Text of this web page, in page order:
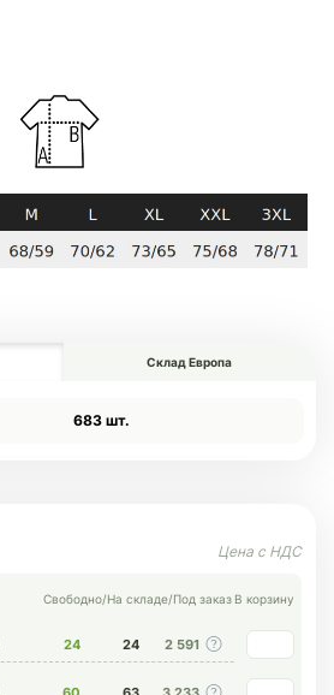
Склад Европа
683 шт.
Свободно/На складе/Под заказ В корзину
24 24 2 591